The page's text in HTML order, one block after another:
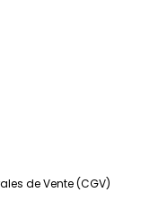
de Vente (CGV)